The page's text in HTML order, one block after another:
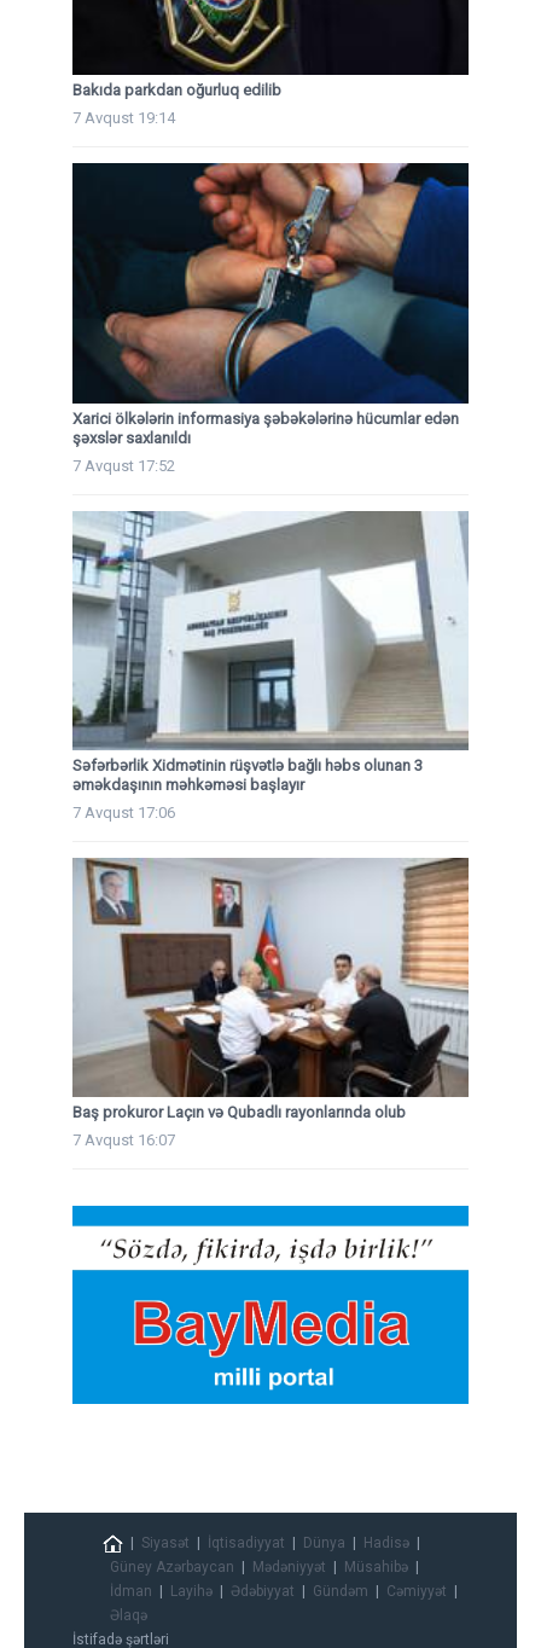
Bakıda parkdan oğurluq edilib
7 Avqust 19:14
Xarici ölkələrin informasiya şəbəkələrinə hücumlar edən
şəxslər saxlanıldı
7 Avqust 17:52
Səfərbərlik Xidmətinin rüşvətlə bağlı həbs olunan 3
əməkdaşının məhkəməsi başlayır
7 Avqust 17:06
Baş prokuror Laçın və Qubadlı rayonlarında olub
7 Avqust 16:07
Siyasət İqtisadiyyat Dünya
Hadisə
Güney Azərbaycan
Mədəniyyət
Müsahibə
İdman
Layihə Ədəbiyyat Gündəm
Cəmiyyət
Əlaqə
İstifadə şərtləri